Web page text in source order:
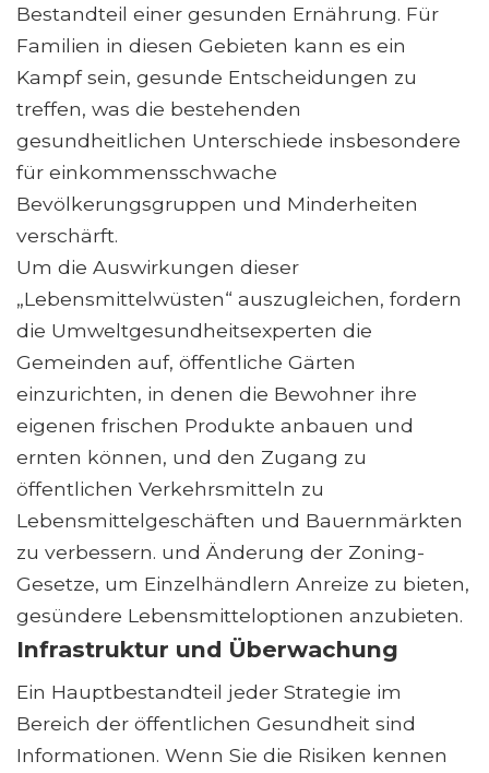
Bestandteil einer gesunden Ernährung. Für
Familien in diesen Gebieten kann es ein
Kampf sein, gesunde Entscheidungen zu
treffen, was die bestehenden
gesundheitlichen Unterschiede insbesondere
für einkommensschwache
Bevölkerungsgruppen und Minderheiten
verschärft.
Um die Auswirkungen dieser
„Lebensmittelwüsten“ auszugleichen, fordern
die Umweltgesundheitsexperten die
Gemeinden auf, öffentliche Gärten
einzurichten, in denen die Bewohner ihre
eigenen frischen Produkte anbauen und
ernten können, und den Zugang zu
öffentlichen Verkehrsmitteln zu
Lebensmittelgeschäften und Bauernmärkten
zu verbessern. und Änderung der Zoning-
Gesetze, um Einzelhändlern Anreize zu bieten,
gesündere Lebensmitteloptionen anzubieten.
Infrastruktur und Überwachung
Ein Hauptbestandteil jeder Strategie im
Bereich der öffentlichen Gesundheit sind
Informationen. Wenn Sie die Risiken kennen